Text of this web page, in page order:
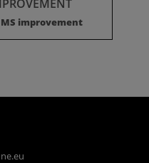
improvement